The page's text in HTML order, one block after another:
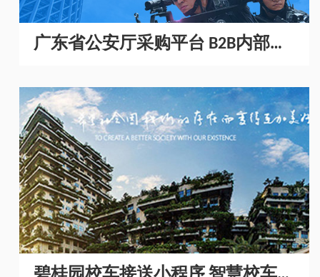
广东省公安厅采购平台 B2B内部采
购商城开发